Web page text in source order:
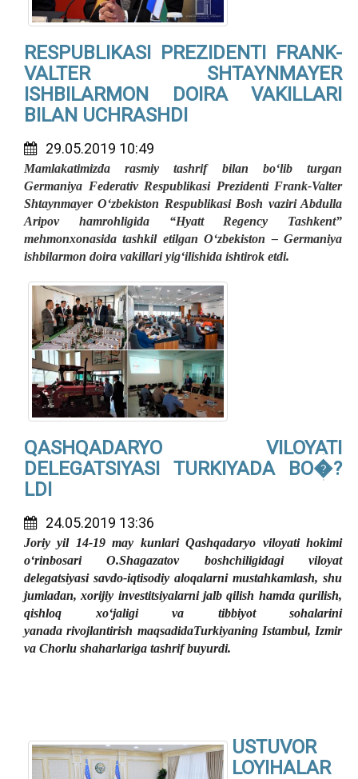
RESPUBLIKASI PREZIDENTI FRANK-
VALTER SHTAYNMAYER
ISHBILARMON DOIRA VAKILLARI
BILAN UCHRASHDI
29.05.2019 10:49
Mamlakatimizda rasmiy tashrif bilan boʻlib turgan
Germaniya Federativ Respublikasi Prezidenti Frank-Valter
Shtaynmayer Oʻzbekiston Respublikasi Bosh vaziri Abdulla
Aripov hamrohligida “Hyatt Regency Tashkent”
mehmonxonasida tashkil etilgan Oʻzbekiston – Germaniya
ishbilarmon doira vakillari yigʻilishida ishtirok etdi.
QASHQADARYO VILOYATI
DELEGATSIYASI TURKIYADA BO�?
LDI
24.05.2019 13:36
Joriy yil 14-19 may kunlari Qashqadaryo viloyati hokimi
o‘rinbosari O.Shagazatov boshchiligidagi viloyat
delegatsiyasi savdo-iqtisodiy aloqalarni mustahkamlash, shu
jumladan, xorijiy investitsiyalarni jalb qilish hamda qurilish,
qishloq xo‘jaligi va tibbiyot sohalarini
yanadarivojlantirish maqsadidaTurkiyaning Istambul, Izmir
va Chorlu shaharlariga tashrif buyurdi.
USTUVOR
LOYIHALAR